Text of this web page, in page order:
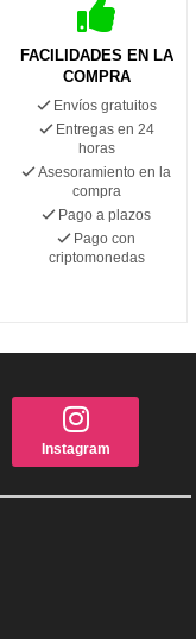
FACILIDADES EN LA
COMPRA
Envíos gratuitos
Entregas en 24
horas
Asesoramiento en la
compra
Pago a plazos
Pago con
criptomonedas
Instagram